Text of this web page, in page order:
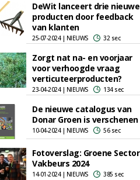
DeWit lanceert drie nieuwe
producten door feedback
van klanten
25-07-2024 | NIEUWS 32 sec
Zorgt nat na- en voorjaar
voor verhoogde vraag
verticuteerproducten?
23-04-2024 | NIEUWS 134 sec
De nieuwe catalogus van
Donar Groen is verschenen
10-04-2024 | NIEUWS 56 sec
Fotoverslag: Groene Sector
Vakbeurs 2024
14-01-2024 | NIEUWS 385 sec